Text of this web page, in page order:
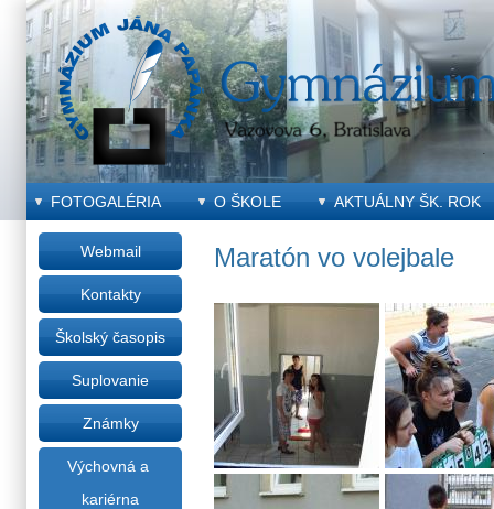
FOTOGALÉRIA O ŠKOLE AKTUÁLNY ŠK. ROK
Maratón vo volejbale
Webmail
Kontakty
Školský časopis
Suplovanie
Známky
Výchovná a
kariérna